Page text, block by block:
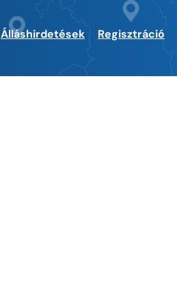
Álláshirdetések Regisztráció